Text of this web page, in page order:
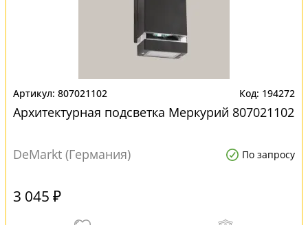
807021102 194272
Архитектурная подсветка Меркурий 807021102
DeMarkt (Германия) По запросу
3 045 ₽